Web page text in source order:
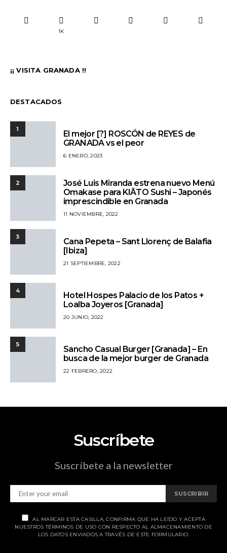
1K
¡¡ VISITA GRANADA !!
DESTACADOS
1
El mejor [?] ROSCÓN de REYES de
GRANADA vs el peor
6 ENERO, 2023
2
José Luis Miranda estrena nuevo Menú
Omakase para KIĀTO Sushi – Japonés
imprescindible en Granada
11 NOVIEMBRE, 2022
3
Cana Pepeta – Sant Llorenç de Balafia
[Ibiza]
21 SEPTIEMBRE, 2022
4
Hotel Hospes Palacio de los Patos +
Loalba Joyeros [Granada]
20 JUNIO, 2022
5
Sancho Casual Burger [Granada] – En
busca de la mejor burger de Granada
22 FEBRERO, 2022
Suscríbete
Suscríbete a la newsletter
SUSCRIBIR
AL MARCAR ESTA CASILLA, CONFIRMA QUE HA LEÍDO Y ACEPTA
NUESTROS TÉRMINOS DE USO CON RESPECTO AL ALMACENAMIENTO DE
LOS DATOS ENVIADOS A TRAVÉS DE ESTE FORMULARIO.